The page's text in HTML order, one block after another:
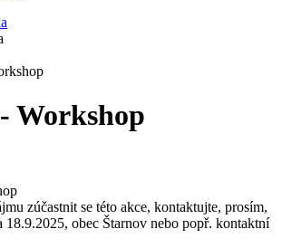
Workshop
zúčastnit se této akce, kontaktujte, prosím,
18.9.2025, obec Štarnov nebo popř. kontaktní